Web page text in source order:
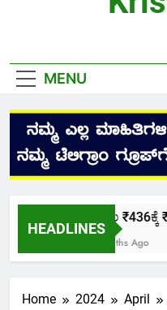
MENU
HEADLINES
ಕೇವಲ ₹436ಕ್ಕೆ
2 Months Ago
Home 2024 April